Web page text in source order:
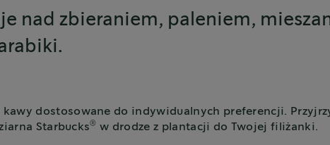
nad zbieraniem, paleniem,
dostosowane do indywidualnych preferencji.
Starbucks® w drodze z plantacji do Twojej filiżanki.